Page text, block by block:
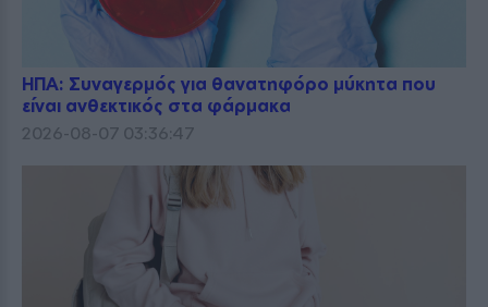
ΗΠΑ: Συναγερμός για θανατηφόρο μύκητα που
είναι ανθεκτικός στα φάρμακα
2026-08-07 03:36:47